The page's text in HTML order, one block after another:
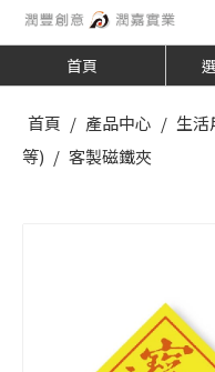
首頁
首頁 / 產品中心 / 生活
等) / 客製磁鐵夾